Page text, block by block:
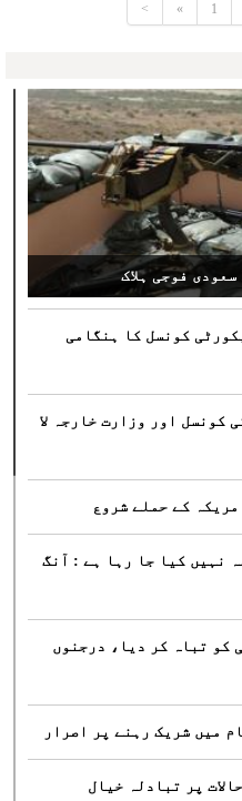
< « 1
کونسل کا ہنگامی
کونسل اور وزارت خارجہ لا
کے حملے شروع
نہیں کیا جا رہا ہے : آنگ
کو تباہ کر دیا، درجنوں
میں شریک رہنے پر اصرار
پر تبادلہ خیال